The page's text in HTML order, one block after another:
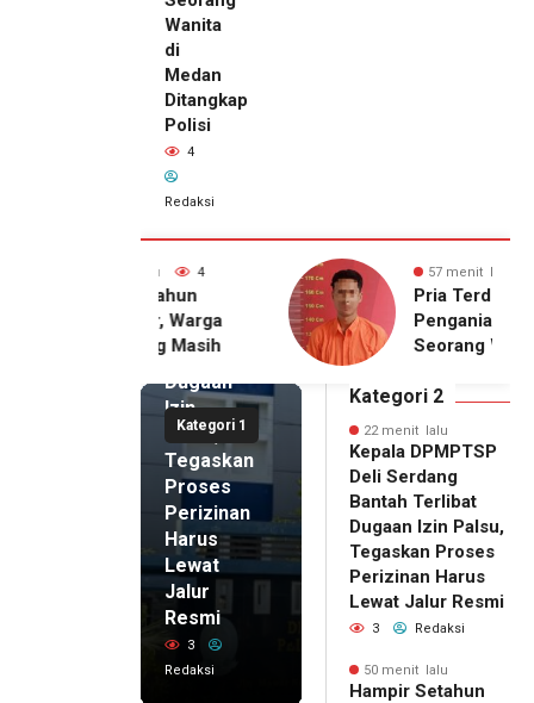
Wanita
di
Medan
Ditangkap
Polisi
4
Redaksi
57 menit lalu 4
Pria Terduga
Penganiayaan terhadap
Seorang Wanita di
Medan Ditangkap Polisi
Kategori 1
lalu
Deli
Serdang
Bantah
Terlibat
Dugaan
Izin
Palsu,
Tegaskan
Proses
Perizinan
Harus
Lewat
Jalur
Resmi
3
Redaksi
Kategori 2
22 menit lalu
Kepala DPMPTSP
Deli Serdang
Bantah Terlibat
Dugaan Izin Palsu,
Tegaskan Proses
Perizinan Harus
Lewat Jalur Resmi
3 Redaksi
50 menit lalu
Hampir Setahun